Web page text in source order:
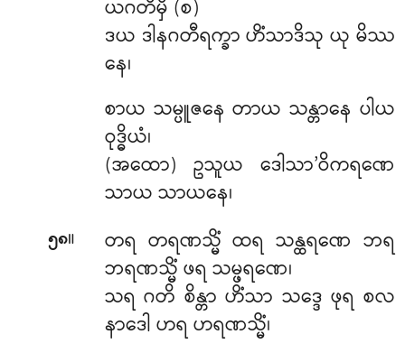
ယဂတိမှိ (စ)
ဒယ ဒါနဂတီရက္ခာ ဟိံသာဒိသု ယု မိဿ
နေ၊
စာယ သမ္ပူဇနေ တာယ သန္တာနေ ပါယ
ဝုဒ္ဓိယံ၊
(အထော) ဥသူယ ဒေါသာ’ဝိကရဏေ
သာယ သာယနေ၊
၅၈။
တရ တရဏသ္မိံ ထရ သန္ထရဏေ ဘရ
ဘရဏသ္မိံ ဖရ သမ္ဖရဏေ၊
သရ ဂတိ စိန္တာ ဟိံသာ သဒ္ဒေ ဖုရ စလ
နာဒေါ ဟရ ဟရဏသ္မိံ၊